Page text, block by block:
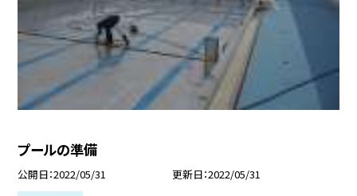
プールの準備
公開日 2022/05/31 更新日 2022/05/31